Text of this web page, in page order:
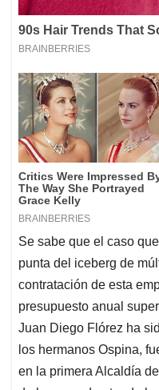
Se sabe que el caso
punta del iceberg de
contratación de esta
presupuesto anual
Juan Diego Flórez ha
los hermanos Ospina,
en la primera Alcaldía